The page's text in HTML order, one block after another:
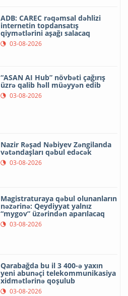
ADB: CAREC rəqəmsal dəhlizi
internetin topdansatış
qiymətlərini aşağı salacaq
03-08-2026
“ASAN AI Hub” növbəti çağırış
üzrə qalib həll müəyyən edib
03-08-2026
Nazir Rəşad Nəbiyev Zəngilanda
vətəndaşları qəbul edəcək
03-08-2026
Magistraturaya qəbul olunanların
nəzərinə: Qeydiyyat yalnız
“mygov” üzərindən aparılacaq
03-08-2026
Qarabağda bu il 3 400-ə yaxın
yeni abunəçi telekommunikasiya
xidmətlərinə qoşulub
03-08-2026